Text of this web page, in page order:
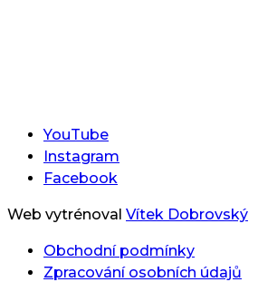
YouTube
Instagram
Facebook
Web vytrénoval Vítek Dobrovský
Obchodní podmínky
Zpracování osobních údajů